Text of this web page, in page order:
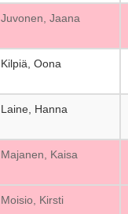
Juvonen, Jaana
Kilpiä, Oona
Laine, Hanna
Majanen, Kaisa
Moisio, Kirsti